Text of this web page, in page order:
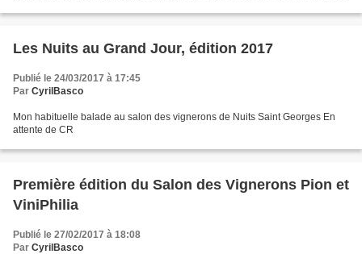
Les Nuits au Grand Jour, édition 2017
Publié le 24/03/2017 à 17:45
Par CyrilBasco
Mon habituelle balade au salon des vignerons de Nuits Saint Georges En
attente de CR
Première édition du Salon des Vignerons Pion et
ViniPhilia
Publié le 27/02/2017 à 18:08
Par CyrilBasco